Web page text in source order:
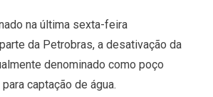
na última sexta-feira
da Petrobras, a desativação da
denominado como poço
captação de água.